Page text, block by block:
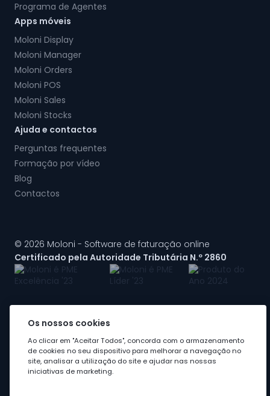
Programa de Agentes
Apps móveis
Moloni Display
Moloni Manager
Moloni Orders
Moloni POS
Moloni Sales
Moloni Stocks
Ajuda e contactos
Perguntas frequentes
Formação por vídeo
Blog
Contactos
© 2026 Moloni - Software de faturação online
Certificado pela Autoridade Tributária N.º 2860
A Moloni faz parte dogrupo Visma
Os nossos cookies
Ao clicar em "Aceitar Todos", concorda com o armazenamento
de cookies no seu dispositivo para melhorar a navegação no
site, analisar a utilização do site e ajudar nas nossas
iniciativas de marketing.